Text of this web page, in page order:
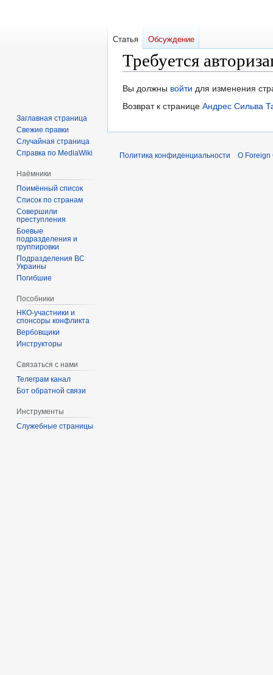
Требуется
Перейти
к
Перейти
к
Вы должны войти для изменения
Возврат к странице Андрес Сильва
Статья Обсуждение
Заглавная страница
Свежие правки
Случайная страница
Справка по MediaWiki
Наёмники
Поимённый список
Список по странам
Совершили
преступления
Боевые
подразделения и
группировки
Подразделения ВС
Украины
Погибшие
Пособники
спонсоры конфликта
‏‎Вербовщики
Инструкторы
Связаться с нами
Телеграм канал
Бот обратной связи
Инструменты
Служебные страницы
Политика конфиденциальности О Foreign